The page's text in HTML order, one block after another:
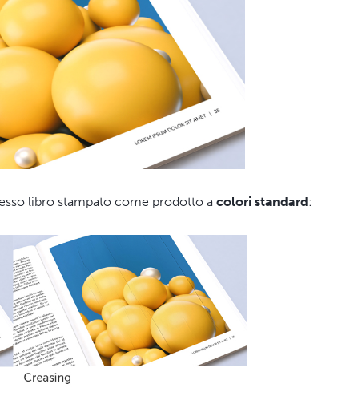
libro stampato come prodotto a colori standard: